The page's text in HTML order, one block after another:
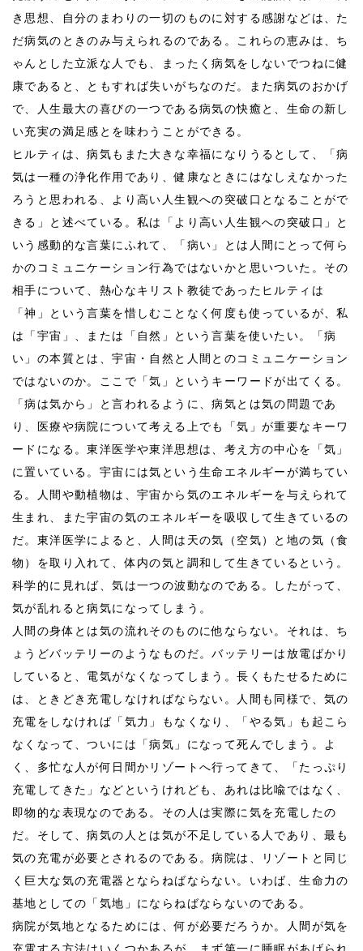
き思想、自分のまわりの一切のものに対する感謝などは、た
だ病気のときのみ与えられるのである。これらの恵みは、ち
ゃんとした立派な人でも、まったく病気をしないでつねに健
康であると、ともすれば失いがちなのだ。また病気のおかげ
で、人生最大の喜びの一つである病気の快癒と、生命の新し
い充実の満足感とを味わうことができる。
ヒルティは、病気もまた大きな幸福になりうるとして、「病
気は一種の浄化作用であり、健康なときにはなしえなかった
ろうと思われる、より高い人生観への突破口となることがで
きる」と述べている。私は「より高い人生観への突破口」と
いう感動的な言葉にふれて、「病い」とは人間にとって何ら
かのコミュニケーション行為ではないかと思いついた。その
相手について、熱心なキリスト教徒であったヒルティは
「神」という言葉を惜しむことなく何度も使っているが、私
は「宇宙」、または「自然」という言葉を使いたい。「病
い」の本質とは、宇宙・自然と人間とのコミュニケーション
ではないのか。ここで「気」というキーワードが出てくる。
「病は気から」と言われるように、病気とは気の問題であ
り、医療や病院について考える上でも「気」が重要なキーワ
ードになる。東洋医学や東洋思想は、考え方の中心を「気」
に置いている。宇宙には気という生命エネルギーが満ちてい
る。人間や動植物は、宇宙から気のエネルギーを与えられて
生まれ、また宇宙の気のエネルギーを吸収して生きているの
だ。東洋医学によると、人間は天の気（空気）と地の気（食
物）を取り入れて、体内の気と調和して生きているという。
科学的に見れば、気は一つの波動なのである。したがって、
気が乱れると病気になってしまう。
人間の身体とは気の流れそのものに他ならない。それは、ち
ょうどバッテリーのようなものだ。バッテリーは放電ばかり
していると、電気がなくなってしまう。長くもたせるために
は、ときどき充電しなければならない。人間も同様で、気の
充電をしなければ「気力」もなくなり、「やる気」も起こら
なくなって、ついには「病気」になって死んでしまう。よ
く、多忙な人が何日間かリゾートへ行ってきて、「たっぷり
充電してきた」などというけれども、あれは比喩ではなく、
即物的な表現なのである。その人は実際に気を充電したの
だ。そして、病気の人とは気が不足している人であり、最も
気の充電が必要とされるのである。病院は、リゾートと同じ
く巨大な気の充電器とならねばならない。いわば、生命力の
基地としての「気地」にならねばならないのである。
病院が気地となるためには、何が必要だろうか。人間が気を